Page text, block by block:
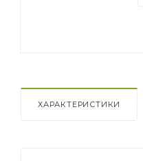
ХАРАКТЕРИСТИКИ